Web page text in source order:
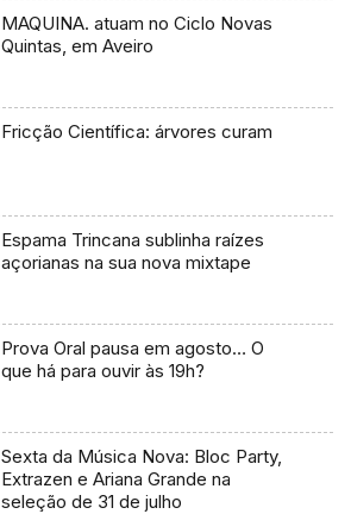
MAQUINA. atuam no Ciclo Novas
Quintas, em Aveiro
Fricção Científica: árvores curam
Espama Trincana sublinha raízes
açorianas na sua nova mixtape
Prova Oral pausa em agosto… O
que há para ouvir às 19h?
Sexta da Música Nova: Bloc Party,
Extrazen e Ariana Grande na
seleção de 31 de julho